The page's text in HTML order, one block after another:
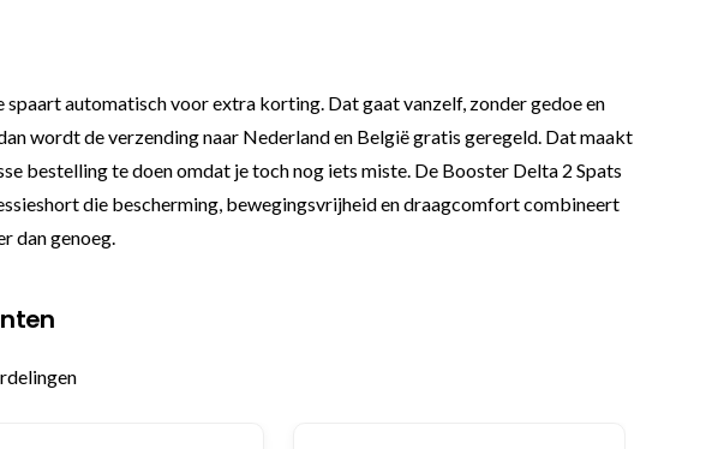
automatisch voor extra korting. Dat gaat vanzelf, zonder gedoe en
wordt de verzending naar Nederland en België gratis geregeld. Dat maakt
bestelling te doen omdat je toch nog iets miste. De Booster Delta 2 Spats
die bescherming, bewegingsvrijheid en draagcomfort combineert
dan genoeg.